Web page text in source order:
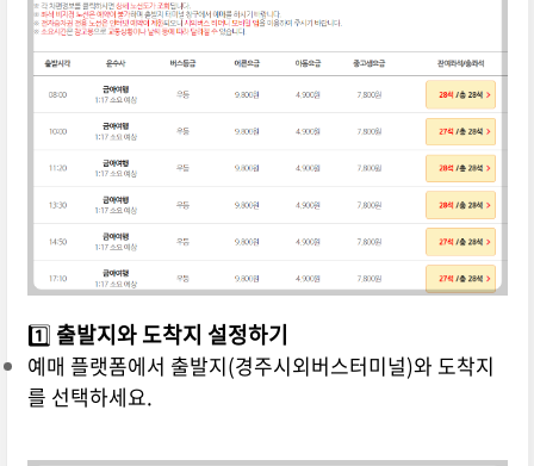
1️⃣ 출발지와 도착지 설정하기
예매 플랫폼에서 출발지(경주시외버스터미널)와 도착지
를 선택하세요.